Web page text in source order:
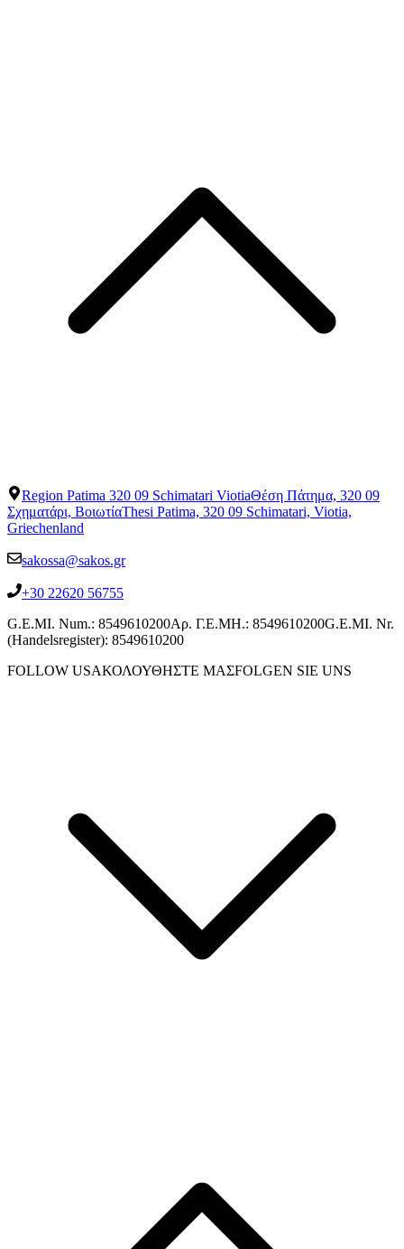
Region Patima 320 09 Schimatari ViotiaΘέση Πάτημα, 320 09
Σχηματάρι, ΒοιωτίαThesi Patima, 320 09 Schimatari, Viotia,
Griechenland
sakossa@sakos.gr
+30 22620 56755
G.E.MI. Num.: 8549610200Αρ. Γ.Ε.ΜΗ.: 8549610200G.E.MI. Nr.
(Handelsregister): 8549610200
FOLLOW USΑΚΟΛΟΥΘΗΣΤΕ ΜΑΣFOLGEN SIE UNS